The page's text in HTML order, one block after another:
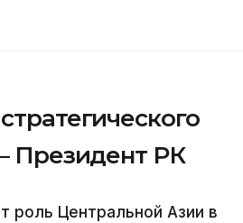
Президент РК
роль Центральной Азии в